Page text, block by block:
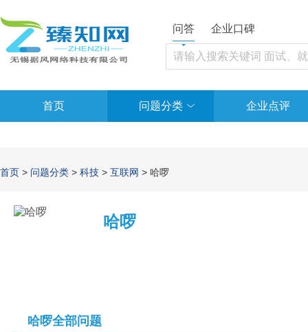
问答 企业口碑
首页 问题分类 企业点评
首页 > 问题分类 > 科技 > 互联网 > 哈啰
哈啰
哈啰全部问题